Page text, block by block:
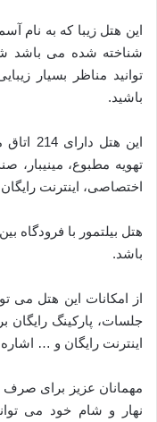
این هتل زیبا که به نام
شناخته شده می باشد
توانید مناظر بسیار
باشید.
این
تهویه مطبوع، مینیبار،
اختصاصی، اینترنت
باشد.
از امکانات این هتل می
جلسات، پارکینگ رایگان
اینترنت رایگان و …
مهمانان عزیز برای صرف
نهار و شام خود می